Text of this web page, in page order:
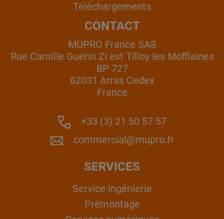
Téléchargements
CONTACT
MÜPRO France SAS
Rue Camille Guérin ZI est Tilloy les Mofflaines
BP 727
62031 Arras Cedex
France
+33 (3) 21 50 57 57
commercial@mupro.fr
SERVICES
Service ingénierie
Prémontage